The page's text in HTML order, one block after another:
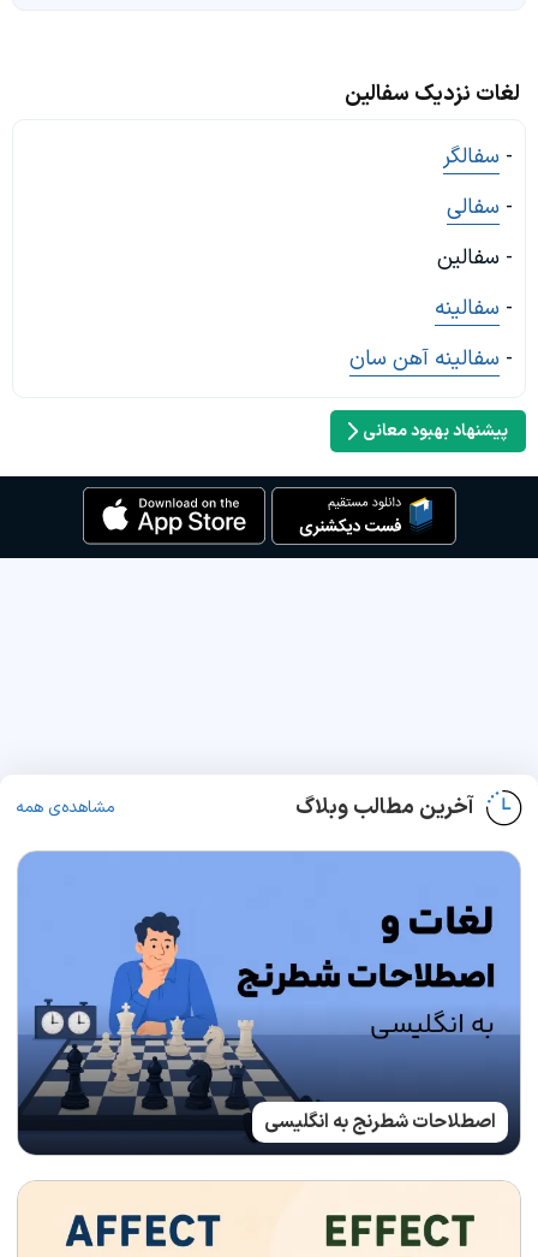
لغات نزدیک سفالین
- سفالگر
- سفالی
- سفالین
- سفالینه
- سفالینه آهن سان
پیشنهاد بهبود معانی
آخرین مطالب وبلاگ مشاهده‌ی همه
اصطلاحات شطرنج به انگلیسی